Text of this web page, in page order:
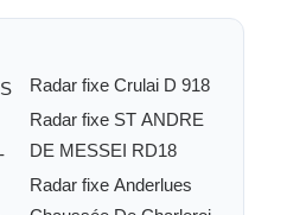
Radar fixe Crulai D 918
Radar fixe ST ANDRE
DE MESSEI RD18
Radar fixe Anderlues